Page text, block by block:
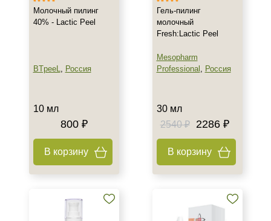
Тип товара
Лифтинг
Тип пилинга
Мультикислотный
Поверхностно-срединный
Профессиональная
Молочный пилинг
40% - Lactic Peel
BTpeeL, Россия
10 мл
800 ₽
В корзину
Гель-пилинг
молочный
Fresh:Lactic Peel
Mesopharm
Professional , Россия
30 мл
2540 ₽
2286 ₽
В корзину